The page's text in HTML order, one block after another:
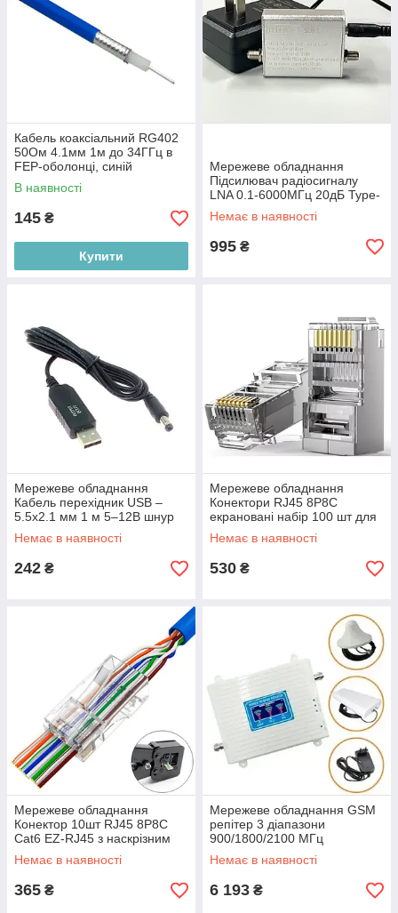
Кабель коаксіальний RG402
50Ом 4.1мм 1м до 34ГГц в
FEP-оболонці, синій
В наявності
145 ₴
Купити
Мережеве обладнання
Підсилювач радіосигналу
LNA 0.1-6000МГц 20дБ Type-
C HTOOL HT004 для зв'язку
та ТВ Польща
Немає в наявності
995 ₴
Мережеве обладнання
Кабель перехідник USB –
5.5x2.1 мм 1 м 5–12В шнур
живлення для роутера
модема та пристроїв Польща
Немає в наявності
242 ₴
Мережеве обладнання
Конектори RJ45 8P8C
екрановані набір 100 шт для
кабелю Cat5e/Cat6 мережеві
роз’єми Польща
Немає в наявності
530 ₴
Мережеве обладнання
Конектор 10шт RJ45 8P8C
Cat6 EZ-RJ45 з наскрізним
отвором Польща
Немає в наявності
365 ₴
Мережеве обладнання GSM
репітер 3 діапазони
900/1800/2100 МГц
підсилювач мобільного
зв’язку 2G/3G/4G LTE для
Немає в наявності
6 193 ₴